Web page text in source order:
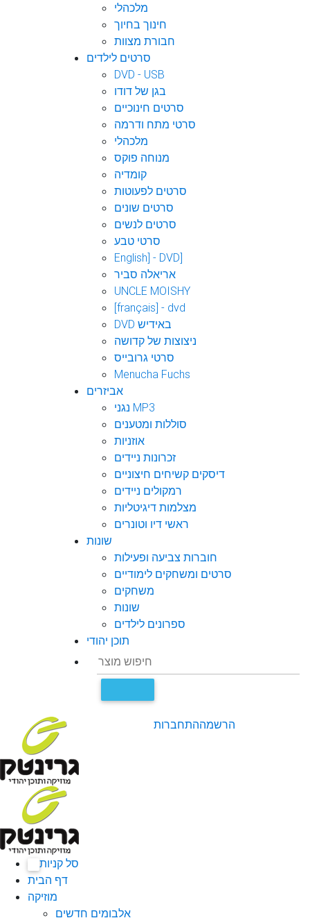
מלכהלי
חינוך בחיוך
חבורת מצוות
סרטים לילדים
DVD - USB
בגן של דודו
סרטים חינוכיים
סרטי מתח ודרמה
מלכהלי
מנוחה פוקס
קומדיה
סרטים לפעוטות
סרטים שונים
סרטים לנשים
סרטי טבע
English] - DVD]
אריאלה סביר
UNCLE MOISHY
[français] - dvd
DVD באידיש
ניצוצות של קדושה
סרטי גרובייס
Menucha Fuchs
אביזרים
נגני MP3
סוללות ומטענים
אוזניות
זכרונות ניידים
דיסקים קשיחים חיצוניים
רמקולים ניידים
מצלמות דיגיטליות
ראשי דיו וטונרים
שונות
חוברות צביעה ופעילות
סרטים ומשחקים לימודיים
משחקים
שונות
ספרונים לילדים
תוכן יהודי
התחברותהרשמה
סל קניות
דף הבית
מוזיקה
אלבומים חדשים